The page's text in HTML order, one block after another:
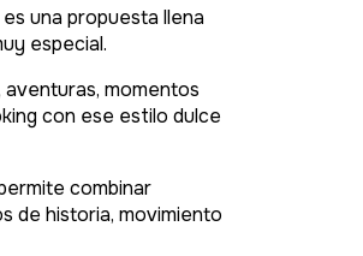
es una propuesta llena
especial.
momentos
con ese estilo dulce
combinar
de historia, movimiento